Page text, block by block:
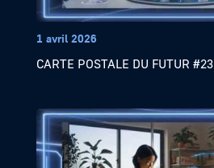
1 avril 2026
CARTE POSTALE DU FUTUR #23